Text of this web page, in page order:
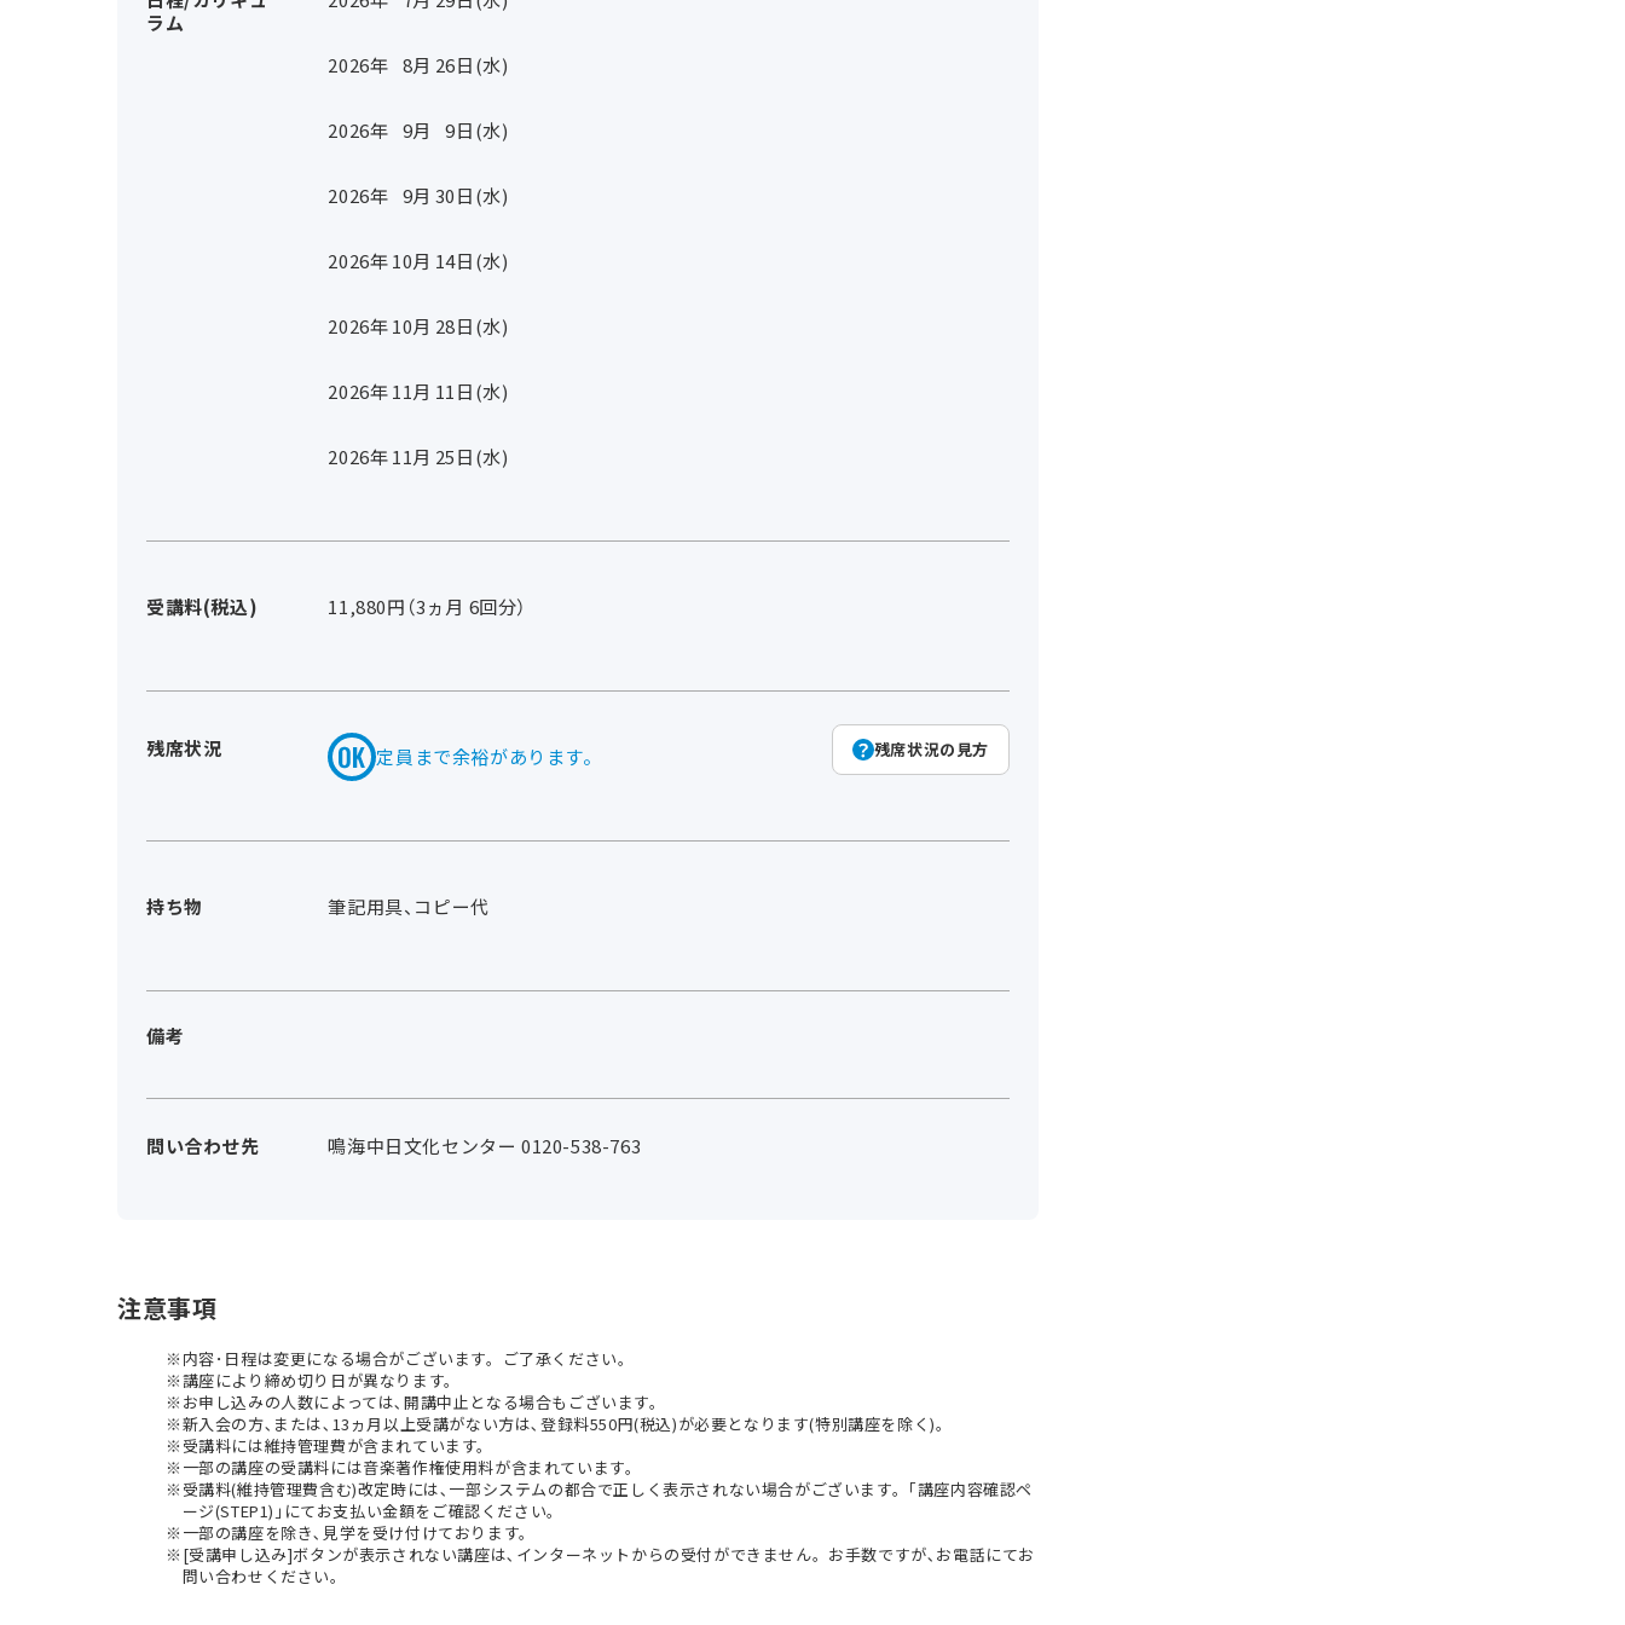
ラム
2026年 8月 26日(水)
2026年 9月 9日(水)
2026年 9月 30日(水)
2026年10月 14日(水)
2026年10月 28日(水)
2026年11月 11 日(水)
2026年11月 25日(水)
受講料(税込) 11,880円（3ヵ月 6回分）
残席状況 定員まで余裕があります。 残席状況の見方
持ち物 筆記用具、コピー代
備考
問い合わせ先 鳴海中日文化センター 0120-538-763
注意事項
内容･日程は変更になる場合がございます。ご了承ください。
講座により締め切り日が異なります。
お申し込みの人数によっては､開講中止となる場合もございます。
新入会の方､または､13ヵ月以上受講がない方は､登録料550円(税込)が必要となります(特別講座を除く)。
受講料には維持管理費が含まれています。
一部の講座の受講料には音楽著作権使用料が含まれています。
受講料(維持管理費含む)改定時には､一部システムの都合で正しく表示されない場合がございます。｢講座内容確認ペ
ージ(STEP1)｣にてお支払い金額をご確認ください。
一部の講座を除き､見学を受け付けております。
[受講申し込み]ボタンが表示されない講座は､インターネットからの受付ができません。お手数ですが､お電話にてお
問い合わせください。